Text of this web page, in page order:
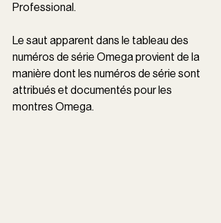
Professional.
Le saut apparent dans le tableau des
numéros de série Omega provient de la
manière dont les numéros de série sont
attribués et documentés pour les
montres Omega.